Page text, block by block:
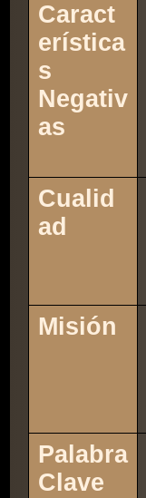
Caract
erística
s
Negativ
as
Cualid
ad
Misión
Palabra
Clave